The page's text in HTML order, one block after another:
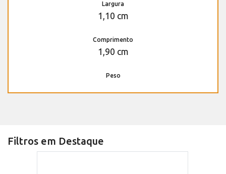
Largura
1,10 cm
Comprimento
1,90 cm
Peso
Filtros em Destaque